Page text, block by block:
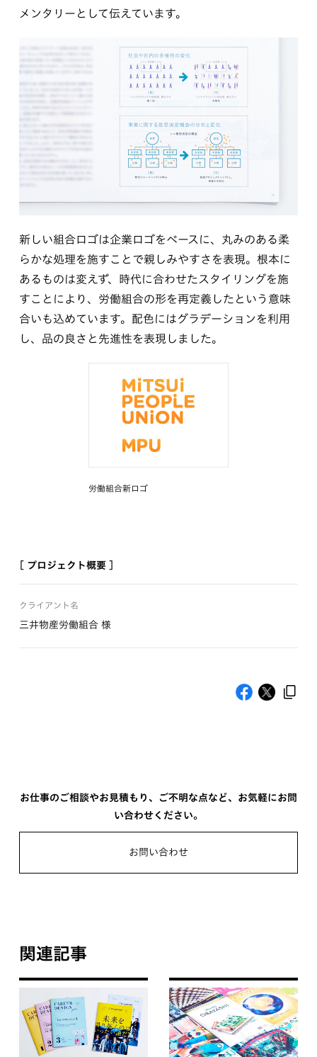
メンタリーとして伝えています。
新しい組合ロゴは企業ロゴをベースに、丸みのある柔
らかな処理を施すことで親しみやすさを表現。根本に
あるものは変えず、時代に合わせたスタイリングを施
すことにより、労働組合の形を再定義したという意味
合いも込めています。配色にはグラデーションを利用
し、品の良さと先進性を表現しました。
労働組合新ロゴ
[ プロジェクト概要 ]
クライアント名
三井物産労働組合 様
お仕事のご相談やお見積もり、ご不明な点など、お気軽にお問
い合わせください。
お問い合わせ
関連記事